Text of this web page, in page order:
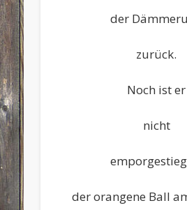
der
zurück.
Noch ist er
nicht
der orangene Ball